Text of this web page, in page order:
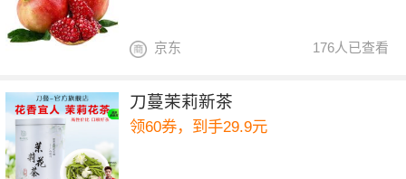
176人已查看
京东
刀蔓茉莉新茶
领60券，到手29.9元